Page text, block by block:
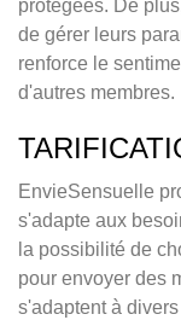
protégées. De
de gérer leurs
renforce le
d'autres membres.
EnvieSensuelle
s'adapte aux
la possibilité de
pour envoyer des
s'adaptent à